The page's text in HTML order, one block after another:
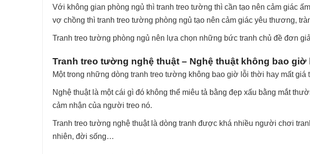
Với không gian phòng ngủ thì tranh treo tường thì cần tạo nên cảm giác
vợ chồng thì tranh treo tường phòng ngủ tạo nên cảm giác yêu thương,
Tranh treo tường phòng ngủ nên lựa chọn những bức tranh chủ đề đơn
Tranh treo tường nghệ thuật – Nghệ thuật không bao giờ
Một trong những dòng tranh treo tường không bao giờ lỗi thời hay mất
Nghệ thuật là một cái gì đó không thể miêu tả bằng đẹp xấu bằng mắt
cảm nhận của người treo nó.
Tranh treo tường nghệ thuật là dòng tranh được khá nhiều người chơi
nhiên, đời sống…